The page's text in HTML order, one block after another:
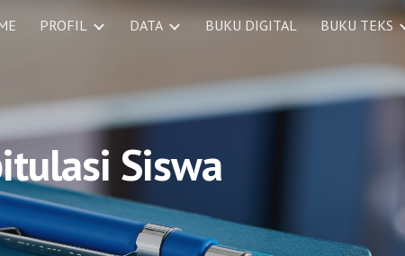
Skip to navigation
PROFIL DATA BUKU DIGITAL BUKU TEKS
Siswa